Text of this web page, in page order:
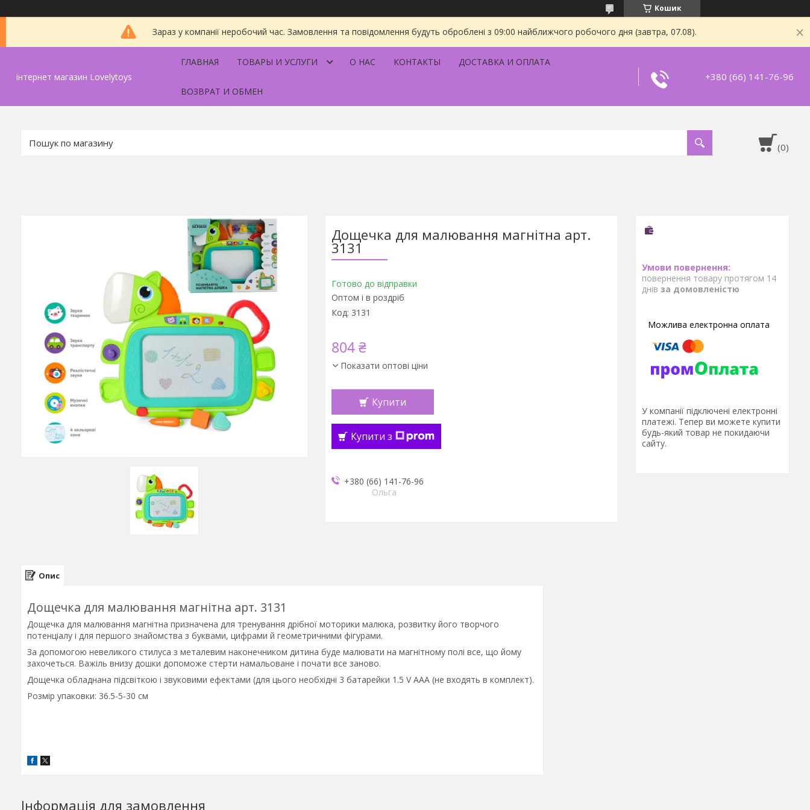
Кошик
Зараз у компанії неробочий час. Замовлення та повідомлення будуть оброблені з 09:00 найближчого робочого дня (завтра, 07.08).
інтернет магазин Lovelytoys
ГЛАВНАЯ ТОВАРЫ И УСЛУГИ О НАС КОНТАКТЫ ДОСТАВКА И ОПЛАТА
ВОЗВРАТ И ОБМЕН
+380 (66) 141-76-96
Дощечка для малювання магнітна арт.
3131
Готово до відправки
Оптом і в роздріб
Код: 3131
804 ₴
Показати оптові ціни
Купити
Купити з
+380 (66) 141-76-96
Ольга
повернення товару протягом 14
днів за домовленістю
У компанії підключені електронні
платежі. Тепер ви можете купити
будь-який товар не покидаючи
сайту.
Опис
Дощечка для малювання магнітна арт. 3131
Дощечка для малювання магнітна призначена для тренування дрібної моторики малюка, розвитку його творчого
потенціалу і для першого знайомства з буквами, цифрами й геометричними фігурами.
За допомогою невеликого стилуса з металевим наконечником дитина буде малювати на магнітному полі все, що йому
захочеться. Важіль внизу дошки допоможе стерти намальоване і почати все заново.
Дощечка обладнана підсвіткою і звуковими ефектами (для цього необхідні 3 батарейки 1.5 V ААА (не входять в комплект).
Розмір упаковки: 36.5-5-30 см
Інформація для замовлення